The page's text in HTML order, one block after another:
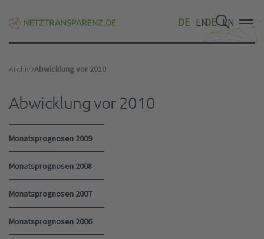
DE EN
DE EN
DE EN
Archiv Abwicklung vor 2010
Abwicklung vor 2010
Monatsprognosen 2009
Monatsprognosen 2008
Monatsprognosen 2007
Monatsprognosen 2006